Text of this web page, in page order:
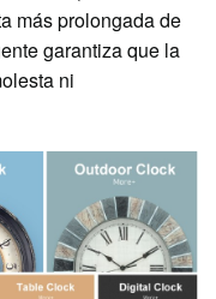
más prolongada de
garantiza que la
ni